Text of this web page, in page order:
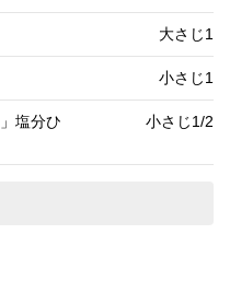
大さじ1
小さじ1
」塩分ひ
小さじ1/2